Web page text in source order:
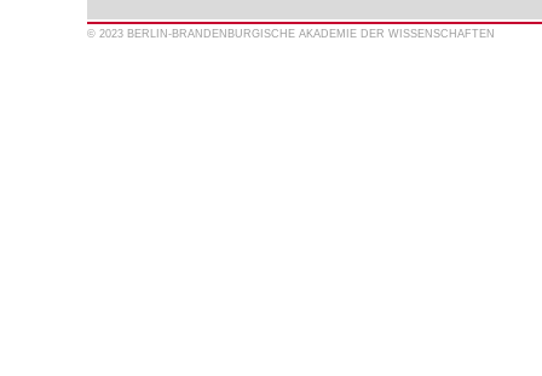
© 2023 BERLIN-BRANDENBURGISCHE AKADEMIE DER WISSENSCHAFTEN